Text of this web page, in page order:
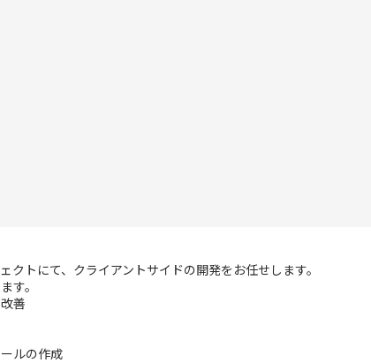
クトにて、クライアントサイドの開発をお任せします。
す。
善
ルの作成